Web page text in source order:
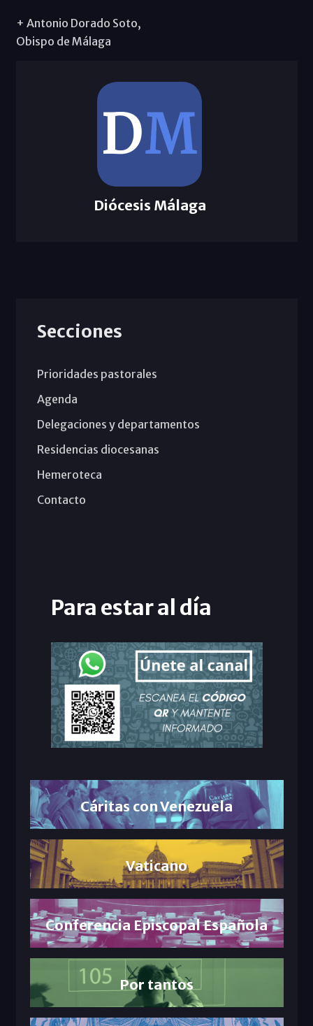
+ Antonio Dorado Soto,
Obispo de Málaga
Diócesis Málaga
Secciones
Prioridades pastorales
Agenda
Delegaciones y departamentos
Residencias diocesanas
Hemeroteca
Contacto
Para estar al día
Cáritas con Venezuela
Vaticano
Conferencia Episcopal Española
Por tantos